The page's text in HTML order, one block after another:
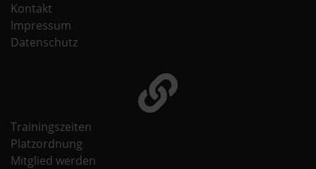
Kontakt
Impressum
Datenschutz
Trainingszeiten
Platzordnung
Mitglied werden